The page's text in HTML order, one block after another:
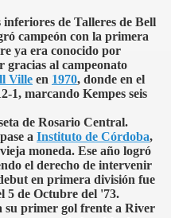
de Talleres de Bell
campeón con la primera
ya era conocido por
gracias al campeonato
Ville en 1970, donde en el
1, marcando Kempes seis
de Rosario Central.
a Instituto de Córdoba,
moneda. Ese año logró
el derecho de intervenir
en primera división fue
5 de Octubre del '73.
su primer gol frente a River